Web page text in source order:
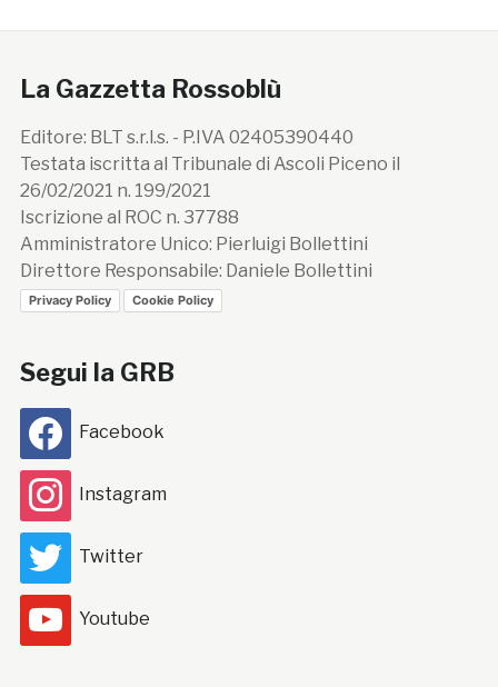
La Gazzetta Rossoblù
Editore: BLT s.r.l.s. - P.IVA 02405390440
Testata iscritta al Tribunale di Ascoli Piceno il
26/02/2021 n. 199/2021
Iscrizione al ROC n. 37788
Amministratore Unico: Pierluigi Bollettini
Direttore Responsabile: Daniele Bollettini
Privacy Policy Cookie Policy
Segui la GRB
Facebook
Instagram
Twitter
Youtube